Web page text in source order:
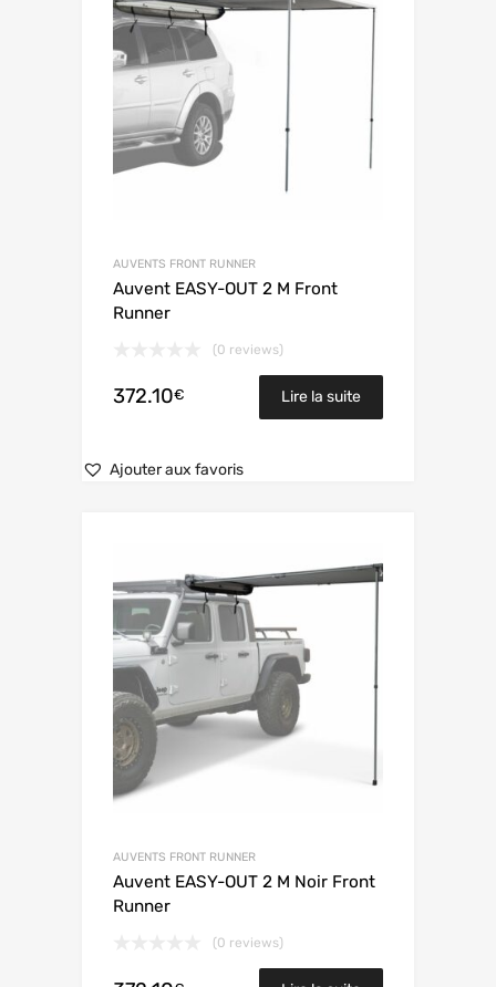
AUVENTS FRONT RUNNER
Auvent EASY-OUT 2 M Front
Runner
(0 reviews)
372.10€ Lire la suite
Ajouter aux favoris
AUVENTS FRONT RUNNER
Auvent EASY-OUT 2 M Noir Front
Runner
(0 reviews)